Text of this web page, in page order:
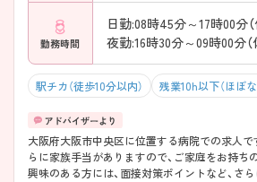
勤務時間
日勤:08時45分～17時00分（
夜勤:16時30分～09時00分（
駅チカ（徒歩10分以内） 残業10h以下（ほぼな
大阪府大阪市中央区に位置する病院での求人で
らに家族手当がありますので、ご家庭をお持
興味のある方には、面接対策ポイントなど、さ